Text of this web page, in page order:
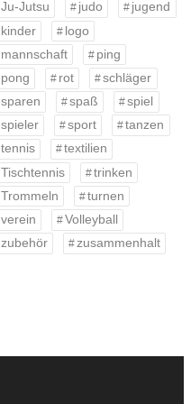
Ju-Jutsu
judo
jugend
kinder
logo
mannschaft
ping
pong
rot
schläger
sparen
spaß
spiel
spieler
sport
tanzen
tennis
textilien
Tischtennis
trinken
Trommeln
turnen
verein
Volleyball
zubehör
zusammenhalt